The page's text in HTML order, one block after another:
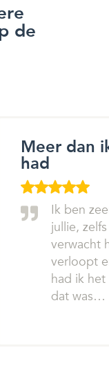
de
Meer dan
had
Ik ben
jullie,
verwacht
verloopt
had ik
dat was…